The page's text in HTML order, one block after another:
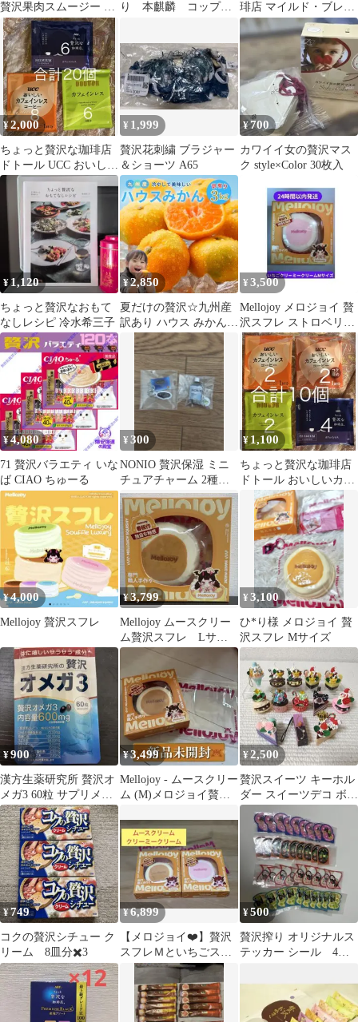
贅沢果肉スムージー 8
本入 新品未開封
り 本麒麟 コップ
琲店 マイルド・ブレン
ド 60g 2袋
¥2,000
ちょっと贅沢な珈琲店
ドトール UCC おいしい
カフェインレスコーヒ
ー 20個
¥ 1,999
贅沢花刺繍 ブラジャー
＆ショーツ A65
¥700
カワイイ女の贅沢マス
ク style×Color 30枚入
¥1,120
ちょっと贅沢なおもて
なしレシピ 冷水希三子
¥2,850
夏だけの贅沢☆九州産
訳あり ハウス みかん
3kg398
¥ 3,500
Mellojoy メロジョイ 贅
沢スフレ ストロベリー
Mサイズ 替え袋付
¥4,080
71 贅沢バラエティ いな
ば CIAO ちゅーる
¥300
NONIO 贅沢保湿 ミニ
チュアチャーム 2種セ
ット
¥ 1,100
ちょっと贅沢な珈琲店
ドトール おいしいカフ
ェインレスコーヒー コ
ク深め 10個
¥4,000
Mellojoy 贅沢スフレ
¥3,799
Mellojoy ムースクリー
ム贅沢スフレ Lサイ
ズ
¥3,100
ひ*り様 メロジョイ 贅
沢スフレ Mサイズ
¥900
漢方生薬研究所 贅沢オ
メガ3 60粒 サプリメン
ト
¥3,499
Mellojoy - ムースクリー
ム (M)メロジョイ贅沢
¥2,500
贅沢スイーツ キーホル
ダー スイーツデコ ボー
ルチェーン 大量
【0677】
¥749
コクの贅沢シチュー ク
リーム 8皿分✖️3
¥6,899
【メロジョイ❤️】贅沢
スフレＭといちごスフ
レＭ セット Mellojoy
¥500
贅沢搾り オリジナルス
テッカー シール 4種